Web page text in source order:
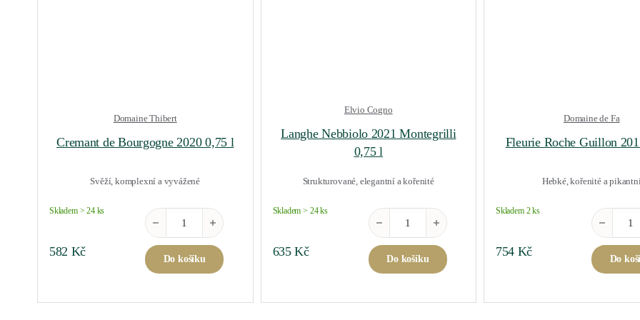
Domaine Thibert
Cremant de Bourgogne 2020 0,75 l
Svěží, komplexní a vyvážené
Skladem > 24 ks
582 Kč
Cremant de Bourgogne 2020 0,75 l množství
Do košíku
Elvio Cogno
Langhe Nebbiolo 2021 Montegrilli
0,75 l
Strukturované, elegantní a kořenité
Skladem > 24 ks
635Kč
Langhe Nebbiolo 2021 Montegrilli 0,75 l množství
Do košíku
Domaine de Fa
Fleurie Roche Guillon
Hebké, kořenité a
Skladem 2 ks
754 Kč
Fleurie
Do